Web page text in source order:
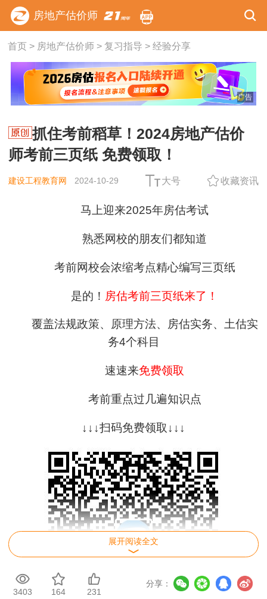
房地产估价师
首页> 房地产估价师> 复习指导 > 经验分享
广告
抓住考前稻草！2024房地产估价
师考前三页纸 免费领取！
建设工程教育网 2024-10-29 大号 收藏资讯
马上迎来2025年房估考试
熟悉网校的朋友们都知道
考前网校会浓缩考点精心编写三页纸
是的！ 房估考前三页纸来了！
覆盖法规政策、原理方法、房估实务、土估实
务4个科目
速速来免费领取
考前重点过几遍知识点
↓↓↓扫码免费领取↓↓↓
展开阅读全文
3403 164 231
分享：